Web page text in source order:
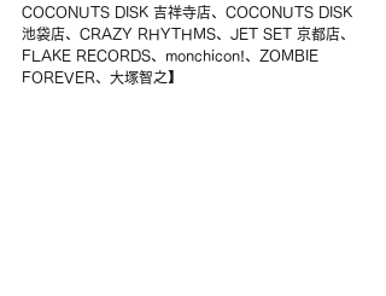
COCONUTS DISK 吉祥寺店、COCONUTS DISK
池袋店、CRAZY RHYTHMS、JET SET 京都店、
FLAKE RECORDS、monchicon!、ZOMBIE
FOREVER、大塚智之】